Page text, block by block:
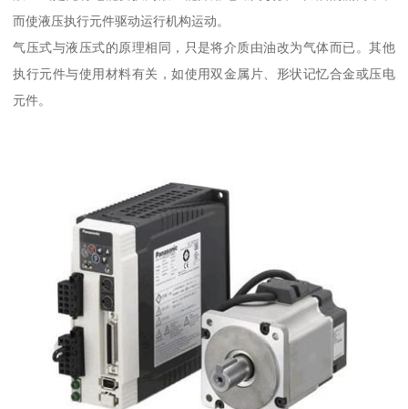
而使液压执行元件驱动运行机构运动。
气压式与液压式的原理相同，只是将介质由油改为气体而已。其他
执行元件与使用材料有关，如使用双金属片、形状记忆合金或压电
元件。